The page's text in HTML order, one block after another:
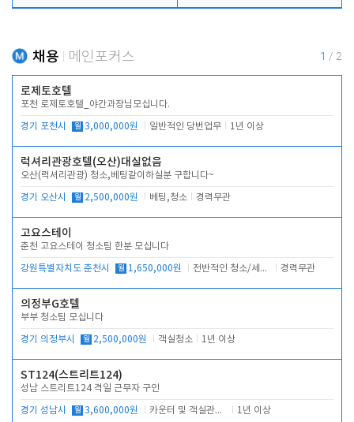
채용 메인포커스 1 / 2
로제토호텔
포천 로제토호텔_야간과장님모십니다.
경기 포천시 월 3,000,000원 일반적인 당번업무 1년 이상
럭셔리관광호텔(오산)대실없음
오산(럭셔리관광) 청소,베팅같이하실분 구합니다~
경기 오산시 월 2,500,000원 베팅,청소 경력무관
고요스테이
춘천 고요스테이 청소팀 한분 모십니다
강원특별자치도 춘천시 월 1,650,000원 전반적인 청소/세탁업무 경력무관
의정부G호텔
부부 청소팀 모십니다
경기 의정부시 월 2,500,000원 객실청소 1년 이상
ST124(스트리트124)
성남 스트리트124 격일 근무자 구인
경기 성남시 월 3,600,000원 카운터 및 객실관리 전반 1년 이상